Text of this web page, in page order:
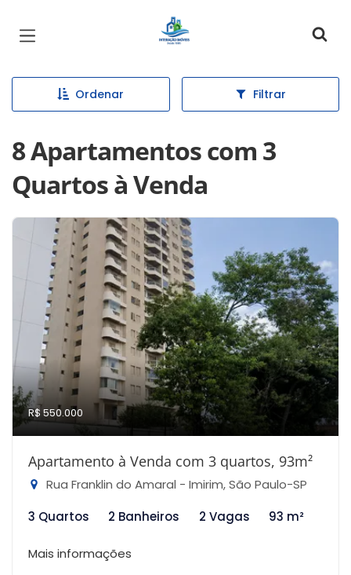
Página inicial
Ordenar Filtrar
8 Apartamentos com 3
Quartos à Venda
R$ 550.000
Apartamento à Venda com 3 quartos, 93m²
Rua Franklin do Amaral - Imirim, São Paulo-SP
3 Quartos
2 Banheiros 2 Vagas 93 m²
Mais informações